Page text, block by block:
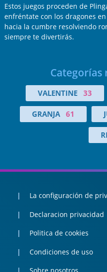
Estos juegos proceden de
enfréntate con los dragones
hacia la cumbre resolviendo
siempre te divertirás.
Categorías
VALENTINE 33
GRANJA 61
La configuración de
Declaracion privacidad
Politica de cookies
Condiciones de uso